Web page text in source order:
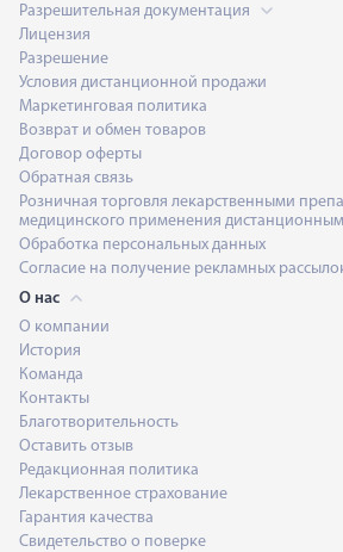
Разрешительная документация
Лицензия
Разрешение
Условия дистанционной продажи
Маркетинговая политика
Возврат и обмен товаров
Договор оферты
Обратная связь
Розничная торговля лекарственными
медицинского применения
Обработка персональных данных
Согласие на получение рекламных
О нас
О компании
История
Команда
Контакты
Благотворительность
Оставить отзыв
Редакционная политика
Лекарственное страхование
Гарантия качества
Свидетельство о поверке